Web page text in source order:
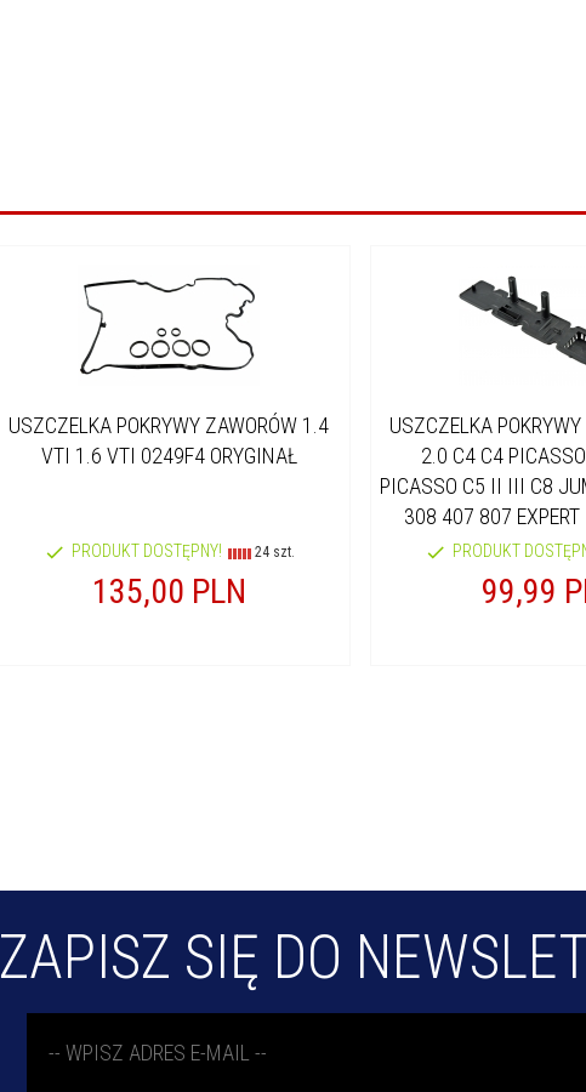
USZCZELKA POKRYWY ZAWORÓW 1.4
VTI 1.6 VTI 0249F4 ORYGINAŁ
PRODUKT DOSTĘPNY! 24 szt.
135,00 PLN
USZCZELKA
2.0 C4 C4
PICASSO C5 II III C8
308 407 807 EXPERT
PRODUKT
99,99
ZAPISZ SIĘ DO